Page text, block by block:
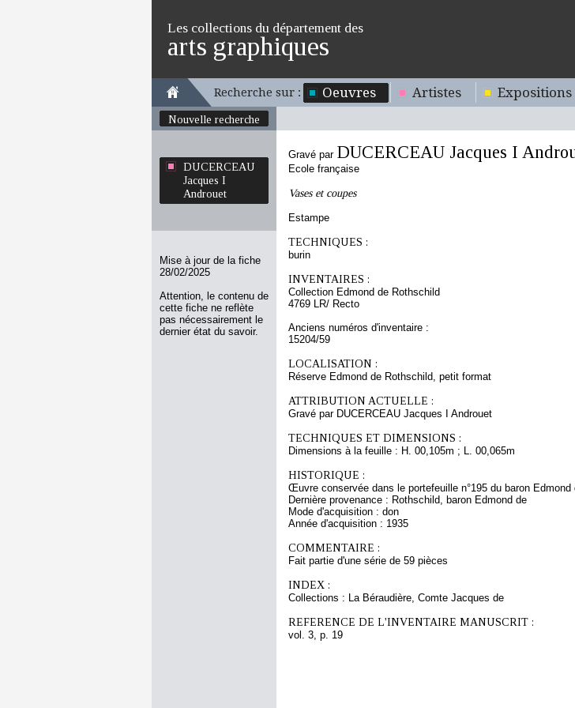
Les collections du département des
arts graphiques
Recherche sur : Oeuvres Artistes Expositions
Nouvelle recherche
DUCERCEAU
Jacques I
Androuet
Mise à jour de la fiche
28/02/2025
Attention, le contenu de
cette fiche ne reflète
pas nécessairement le
dernier état du savoir.
Gravé par DUCERCEAU Jacques I
Ecole française
Vases et coupes
Estampe
TECHNIQUES :
burin
INVENTAIRES :
Collection Edmond de Rothschild
4769 LR/ Recto
Anciens numéros d'inventaire :
15204/59
LOCALISATION :
Réserve Edmond de Rothschild, petit format
ATTRIBUTION ACTUELLE :
Gravé par DUCERCEAU Jacques I Androuet
TECHNIQUES ET DIMENSIONS :
Dimensions à la feuille : H. 00,105m ; L. 00,065m
HISTORIQUE :
Œuvre conservée dans le portefeuille n°195 du baron Edmond
Dernière provenance : Rothschild, baron Edmond de
Mode d'acquisition : don
Année d'acquisition : 1935
COMMENTAIRE :
Fait partie d'une série de 59 pièces
INDEX :
Collections : La Béraudière, Comte Jacques de
REFERENCE DE L'INVENTAIRE MANUSCRIT :
vol. 3, p. 19